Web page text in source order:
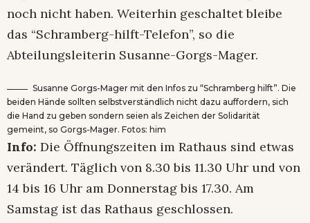
noch nicht haben. Weiterhin geschaltet bleibe
das “Schramberg-hilft-Telefon”, so die
Abteilungsleiterin Susanne-Gorgs-Mager.
Susanne Gorgs-Mager mit den Infos zu “Schramberg hilft”. Die
beiden Hände sollten selbstverständlich nicht dazu auffordern, sich
die Hand zu geben sondern seien als Zeichen der Solidarität
gemeint, so Gorgs-Mager. Fotos: him
Info: Die Öffnungszeiten im Rathaus sind etwas
verändert. Täglich von 8.30 bis 11.30 Uhr und von
14 bis 16 Uhr am Donnerstag bis 17.30. Am
Samstag ist das Rathaus geschlossen.